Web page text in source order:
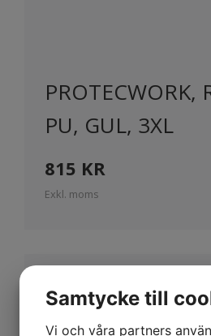
PROTECWORK,
PU, GUL, 3XL
815 KR
Exkl. moms
Beskrivning
Regnbyxa i polyuretan
Samtycke till
Vi och våra partners